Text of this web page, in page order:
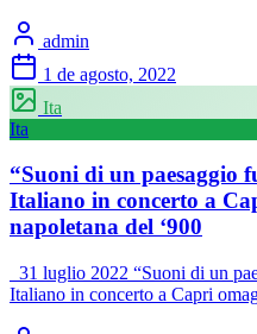
admin
1 de agosto, 2022
Ita
Ita
“Suoni di un paesaggio
Italiano in concerto a
napoletana del ‘900
31 luglio 2022 “Suoni di un
Italiano in concerto a Capri